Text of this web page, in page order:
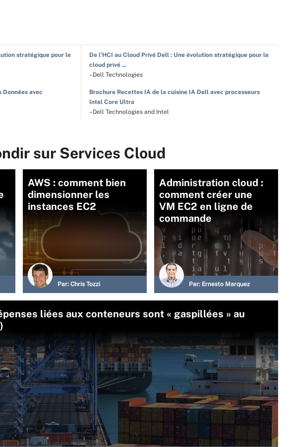
stratégique pour le
De l'HCI au Cloud Privé Dell : Une évolution stratégique pour le
cloud privé ...
–Dell Technologies
avec
Brochure Recettes IA de la cuisine IA Dell avec processeurs
Intel Core Ultra
–Dell Technologies and Intel
sur Services Cloud
AWS : comment bien
dimensionner les
instances EC2
Par: Chris Tozzi
Administration cloud :
comment créer une
VM EC2 en ligne de
commande
Par: Ernesto Marquez
liées aux conteneurs sont « gaspillées » au